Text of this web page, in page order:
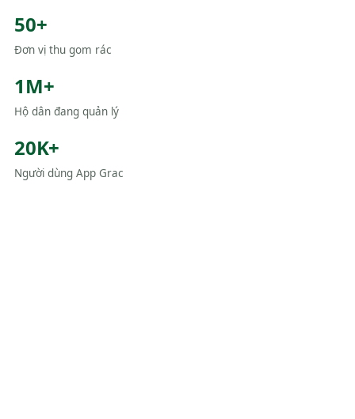
50+
Đơn vị thu gom rác
1M+
Hộ dân đang quản lý
20K+
Người dùng App Grac